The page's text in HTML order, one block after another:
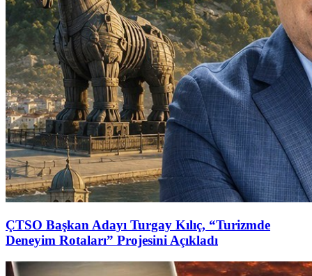
ÇTSO Başkan Adayı Turgay Kılıç, “Turizmde
Deneyim Rotaları” Projesini Açıkladı